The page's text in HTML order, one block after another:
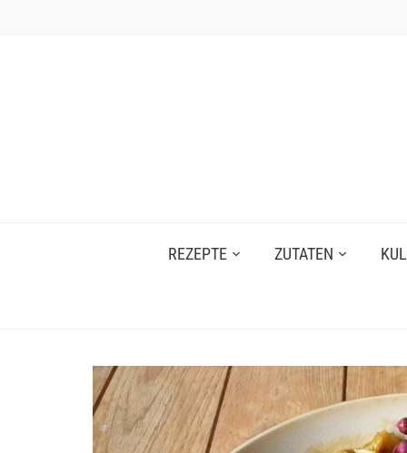
REZEPTE ZUTATEN